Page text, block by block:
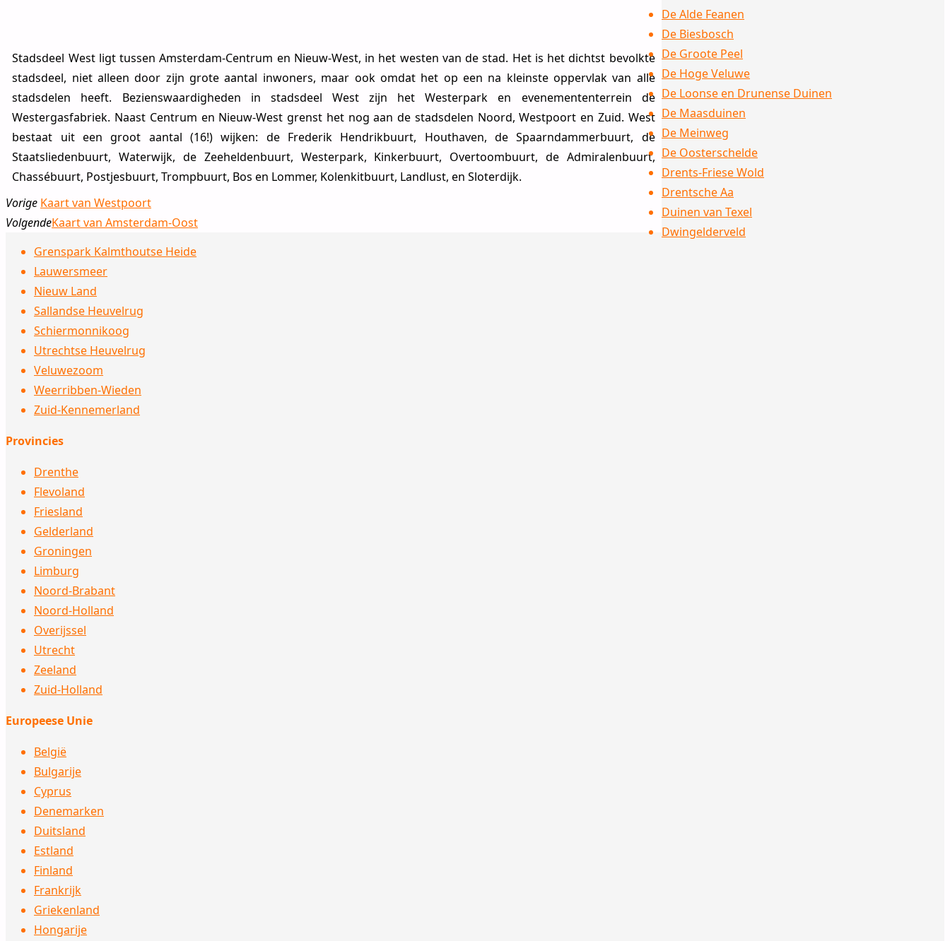
Stadsdeel West ligt tussen Amsterdam-Centrum en Nieuw-West, in het westen van de stad. Het is het dichtst bevolkte
stadsdeel, niet alleen door zijn grote aantal inwoners, maar ook omdat het op een na kleinste oppervlak van alle
stadsdelen heeft. Bezienswaardigheden in stadsdeel West zijn het Westerpark en evenemententerrein de
Westergasfabriek. Naast Centrum en Nieuw-West grenst het nog aan de stadsdelen Noord, Westpoort en Zuid. West
bestaat uit een groot aantal (16!) wijken: de Frederik Hendrikbuurt, Houthaven, de Spaarndammerbuurt, de
Staatsliedenbuurt, Waterwijk, de Zeeheldenbuurt, Westerpark, Kinkerbuurt, Overtoombuurt, de Admiralenbuurt,
Chassébuurt, Postjesbuurt, Trompbuurt, Bos en Lommer, Kolenkitbuurt, Landlust, en Sloterdijk.
Vorige Kaart van Westpoort
VolgendeKaart van Amsterdam-Oost
De Alde Feanen
De Biesbosch
De Groote Peel
De Hoge Veluwe
De Loonse en Drunense Duinen
De Maasduinen
De Meinweg
De Oosterschelde
Drents-Friese Wold
Drentsche Aa
Duinen van Texel
Dwingelderveld
Grenspark Kalmthoutse Heide
Lauwersmeer
Nieuw Land
Sallandse Heuvelrug
Schiermonnikoog
Utrechtse Heuvelrug
Veluwezoom
Weerribben-Wieden
Zuid-Kennemerland
Provincies
Drenthe
Flevoland
Friesland
Gelderland
Groningen
Limburg
Noord-Brabant
Noord-Holland
Overijssel
Utrecht
Zeeland
Zuid-Holland
Europeese Unie
België
Bulgarije
Cyprus
Denemarken
Duitsland
Estland
Finland
Frankrijk
Griekenland
Hongarije